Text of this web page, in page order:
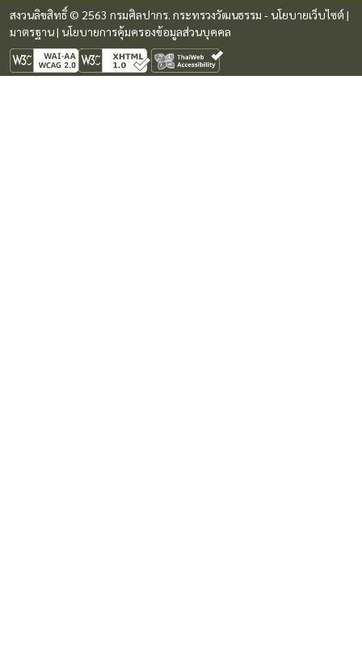
สงวนลิขสิทธิ์ © 2563 กรมศิลปากร. กระทรวงวัฒนธรรม -นโยบายเว็บไซต์ |
มาตรฐาน| นโยบายการคุ้มครองข้อมูลส่วนบุคคล